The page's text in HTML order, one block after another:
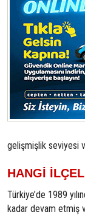
gelişmişlik seviyesi
HANGİ
Türkiye’de 1989
kadar devam etmiş